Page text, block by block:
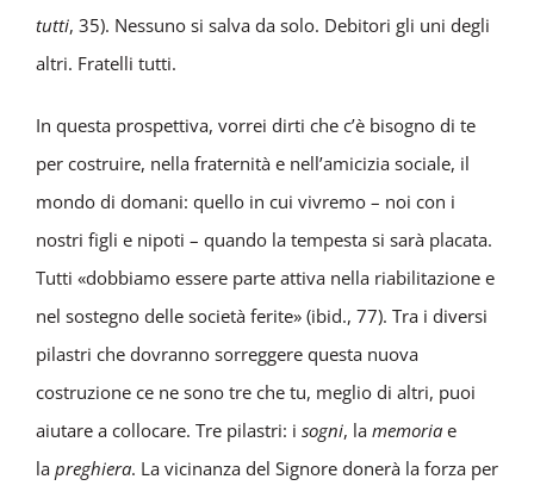
tutti, 35). Nessuno si salva da solo. Debitori gli uni degli
altri. Fratelli tutti.
In questa prospettiva, vorrei dirti che c’è bisogno di te
per costruire, nella fraternità e nell’amicizia sociale, il
mondo di domani: quello in cui vivremo – noi con i
nostri figli e nipoti – quando la tempesta si sarà placata.
Tutti «dobbiamo essere parte attiva nella riabilitazione e
nel sostegno delle società ferite» (ibid., 77). Tra i diversi
pilastri che dovranno sorreggere questa nuova
costruzione ce ne sono tre che tu, meglio di altri, puoi
aiutare a collocare. Tre pilastri: i sogni, la memoria e
la preghiera. La vicinanza del Signore donerà la forza per